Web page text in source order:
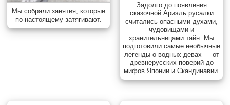
Мы собрали занятия, которые
по-настоящему затягивают.
Задолго до появления
сказочной Ариэль русалки
считались опасными духами,
чудовищами и
хранительницами тайн. Мы
подготовили самые необычные
легенды о водных девах — от
древнерусских поверий до
мифов Японии и Скандинавии.